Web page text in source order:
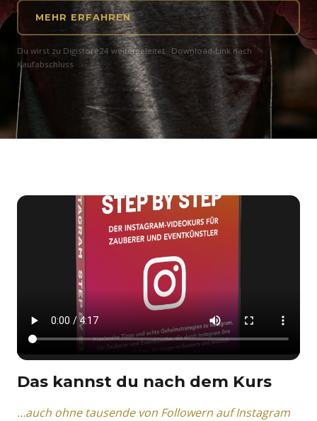
MEHR ERFAHREN
Du wirst zu Digistore24 weitergeleitet · Download-Link nach
Kaufabschluss
Das kannst du nach dem Kurs
…auch ohne tausende von Followern auf Instagram